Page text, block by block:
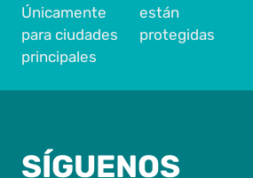
Únicamente
para ciudades
principales
están
protegidas
SÍGUENOS